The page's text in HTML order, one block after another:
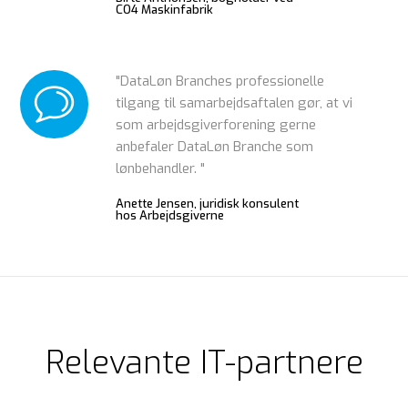
CO4 Maskinfabrik
"DataLøn Branches professionelle
tilgang til samarbejdsaftalen gør, at vi
som arbejdsgiverforening gerne
anbefaler DataLøn Branche som
lønbehandler. "
Anette Jensen, juridisk konsulent
hos Arbejdsgiverne
Relevante IT-partnere